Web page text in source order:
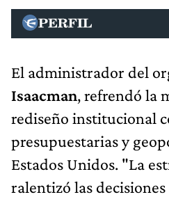
El administrador del
Isaacman, refrendó la
rediseño institucional
presupuestarias y
Estados Unidos. "La
ralentizó las